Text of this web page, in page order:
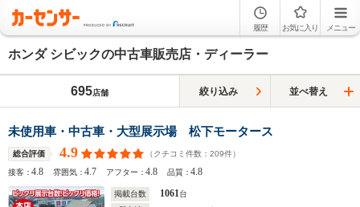
履歴 お気に入り メニュー
ホンダ シビックの中古車販売店・ディーラー
695店舗 絞り込み 並べ替え
未使用車・中古車・大型展示場 松下モータース
総合評価 4.9 （クチコミ件数： 209件）
接客：4.8 雰囲気：4.7 アフター：4.8 品質：4.8
掲載台数 1061台